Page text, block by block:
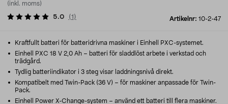
(inkl. moms)
Artikelnr: 10-2-47
5.0 (1 )
Kraftfullt batteri för batteridrivna maskiner i Einhell PXC-systemet.
Einhell PXC 18 V 2,0 Ah – batteri för sladdlöst arbete i verkstad och
trädgård.
Tydlig batteriindikator i 3 steg visar laddningsnivå direkt.
Kompatibelt med Twin-Pack (36 V) – för maskiner anpassade för Twin-
Pack.
Einhell Power X-Change-system – använd ett batteri till flera maskiner.